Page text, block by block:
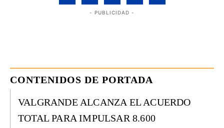
- PUBLICIDAD -
CONTENIDOS DE PORTADA
VALGRANDE ALCANZA EL ACUERDO
TOTAL PARA IMPULSAR 8.600